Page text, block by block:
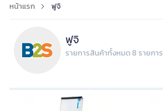
หน้าแรก ฟูจิ
ฟูจิ
รายการสินค้าทั้งหมด 8 รายการ